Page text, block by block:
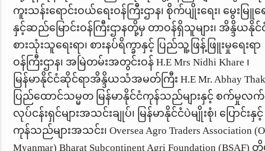
ကူးသန်းရောင်းဝယ်ရေးဝန်ကြီးဌာန၊ စိုက်ပျိုးရေး၊ မွေးမြူရ
နှင့်ဆည်မြောင်းဝန်ကြီးဌာနတို့မှ တာဝန်ရှိသူများ၊ အိန္ဒိယနိုင်
စားသုံးသူရေးရာ၊ စားနပ်ရိက္ခာနှင့် ပြည်သူ့ဖြန့်ဖြူးမှုရေးရာ
ဝန်ကြီးဌာန၊ အမြဲတမ်းအတွင်းဝန် H.E Mrs Nidhi Khare ၊
မြန်မာနိုင်ငံဆိုင်ရာအိန္ဒိယသံအမတ်ကြီး H.E Mr. Abhay
ပြည်ထောင်သမ္မတ မြန်မာနိုင်ငံကုန်သည်များနှင့် စက်မှုလ
လုပ်ငန်းရှင်များအသင်းချုပ်၊ မြန်မာနိုင်ငံပဲမျိုးစုံ၊ ပြောင်းနှင့်
ကုန်သည်များအသင်း၊ Oversea Agro Traders Association
Myanmar) Bharat Subcontinent Agri Foundation (BSAF) တို့